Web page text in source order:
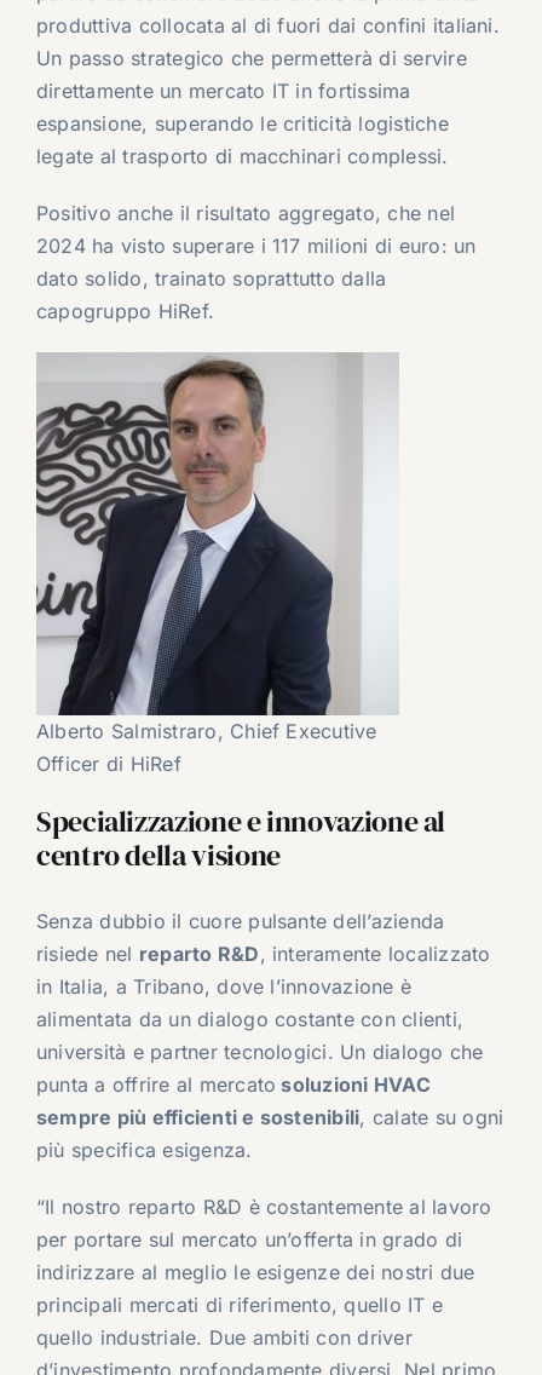
produttiva collocata al di fuori dai confini italiani.
Un passo strategico che permetterà di servire
direttamente un mercato IT in fortissima
espansione, superando le criticità logistiche
legate al trasporto di macchinari complessi.
Positivo anche il risultato aggregato, che nel
2024 ha visto superare i 117 milioni di euro: un
dato solido, trainato soprattutto dalla
capogruppo HiRef.
Alberto Salmistraro, Chief Executive
Officer di HiRef
Specializzazione e innovazione al
centro della visione
Senza dubbio il cuore pulsante dell’azienda
risiede nel reparto R&D, interamente localizzato
in Italia, a Tribano, dove l’innovazione è
alimentata da un dialogo costante con clienti,
università e partner tecnologici. Un dialogo che
punta a offrire al mercato soluzioni HVAC
sempre più efficienti e sostenibili, calate su ogni
più specifica esigenza.
“Il nostro reparto R&D è costantemente al lavoro
per portare sul mercato un’offerta in grado di
indirizzare al meglio le esigenze dei nostri due
principali mercati di riferimento, quello IT e
quello industriale. Due ambiti con driver
d’investimento profondamente diversi. Nel primo,